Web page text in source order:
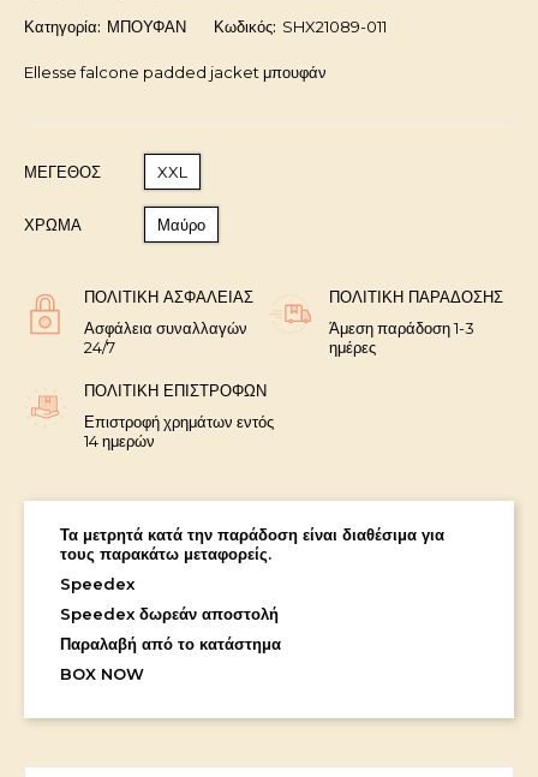
Κατηγορία: ΜΠΟΥΦΑΝ Κωδικός: SHX21089-011
Ellesse falcone padded jacket μπουφάν
ΜΈΓΕΘΟΣ XXL
ΧΡΩΜΑ Μαύρο
ΠΟΛΙΤΙΚΉ ΑΣΦΑΛΕΊΑΣ
Ασφάλεια συναλλαγών
24/7
ΠΟΛΙΤΙΚΉ ΠΑΡΆΔΟΣΗΣ
Άμεση παράδοση 1-3
ημέρες
ΠΟΛΙΤΙΚΉ ΕΠΙΣΤΡΟΦΏΝ
Επιστροφή χρημάτων εντός
14 ημερών
Τα μετρητά κατά την παράδοση είναι διαθέσιμα για
τους παρακάτω μεταφορείς.
Speedex
Speedex δωρεάν αποστολή
Παραλαβή από το κατάστημα
BOX NOW